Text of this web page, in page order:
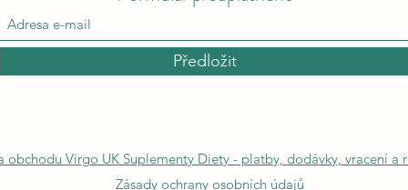
Předložit
obchodu Virgo UK Suplementy Diety - platby, dodávky, vracení a
Zásady ochrany osobních údajů